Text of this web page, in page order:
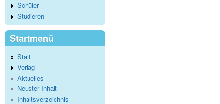
Schüler
Studieren
Startmenü
Start
Verlag
Aktuelles
Neuster Inhalt
Inhaltsverzeichnis